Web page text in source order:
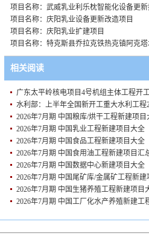
项目名称：武威乳业利乐枕智能化设备更新
项目名称：庆阳乳业设备更新改造项目
项目名称：庆阳乳业扩建项目
项目名称：特克斯县乔拉克铁热克镇阿克
相关阅读
广东太平岭核电项目4号机组主体工程开
水利部：上半年全国新开工重大水利工程
2026年7月期 中国粮库/烘干工程新建项目
2026年7月期 中国乳业工程新建项目大全
2026年7月期 中国食品工程新建项目大全
2026年7月期 中国食用油工程新建项目汇
2026年7月期 中国数据中心新建项目大全
2026年7月期 中国尾矿库/金属矿工程新
2026年7月期 中国生猪养殖工程新建项目
2026年7月期 中国工厂化水产养殖新建工